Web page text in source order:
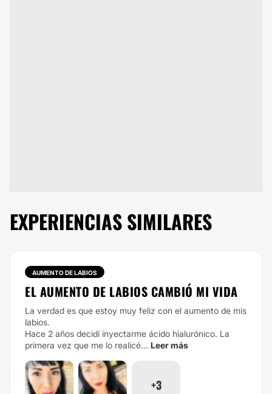
EXPERIENCIAS SIMILARES
AUMENTO DE LABIOS
EL AUMENTO DE LABIOS CAMBIÓ MI VIDA
La verdad es que estoy muy feliz con el aumento de mis
labios.
Hace 2 años decidí inyectarme ácido hialurónico. La
primera vez que me lo realicé... Leer más
+3